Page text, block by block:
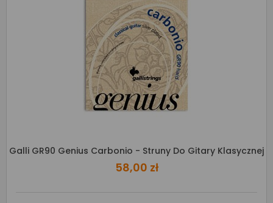
Galli GR90 Genius Carbonio - Struny Do Gitary Klasycznej
58,00 zł